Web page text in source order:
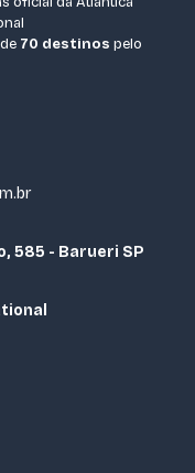
70 destinos pelo
585 - Barueri SP